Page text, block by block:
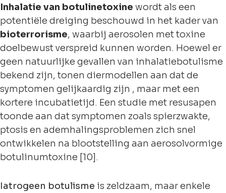
Inhalatie van botulinetoxine wordt als een
potentiële dreiging beschouwd in het kader van
bioterrorisme, waarbij aerosolen met toxine
doelbewust verspreid kunnen worden. Hoewel er
geen natuurlijke gevallen van inhalatiebotulisme
bekend zijn, tonen diermodellen aan dat de
symptomen gelijkaardig zijn , maar met een
kortere incubatietijd. Een studie met resusapen
toonde aan dat symptomen zoals spierzwakte,
ptosis en ademhalingsproblemen zich snel
ontwikkelen na blootstelling aan aerosolvormige
botulinumtoxine [10].
Iatrogeen botulisme is zeldzaam, maar enkele